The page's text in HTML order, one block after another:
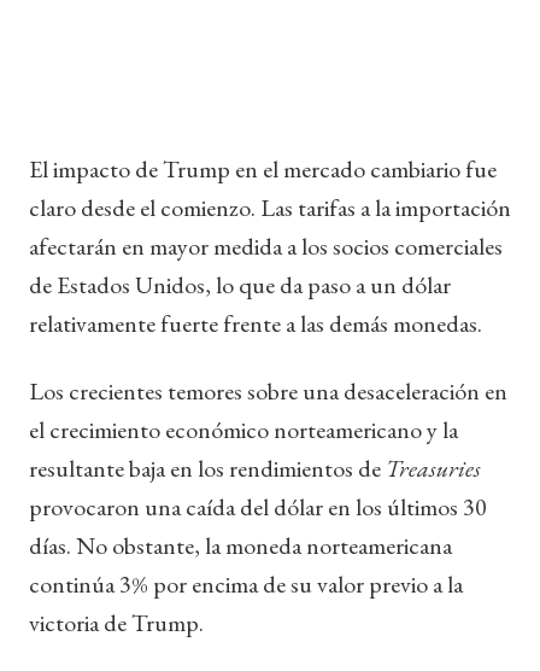
El impacto de Trump en el mercado cambiario fue
claro desde el comienzo. Las tarifas a la importación
afectarán en mayor medida a los socios comerciales
de Estados Unidos, lo que da paso a un dólar
relativamente fuerte frente a las demás monedas.
Los crecientes temores sobre una desaceleración en
el crecimiento económico norteamericano y la
resultante baja en los rendimientos de Treasuries
provocaron una caída del dólar en los últimos 30
días. No obstante, la moneda norteamericana
continúa 3% por encima de su valor previo a la
victoria de Trump.